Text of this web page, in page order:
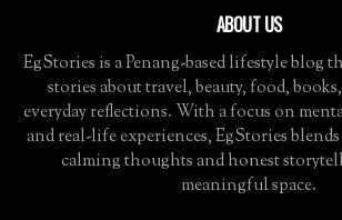
ABOUT US
EgStories is a Penang-based lifestyle blog
stories about travel, beauty, food,
everyday reflections. With a focus on
and real-life experiences, EgStories
calming thoughts and honest
meaningful space.